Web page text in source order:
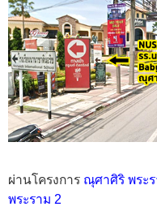
ผ่านโครงการ ณุศาศิริ พระ
พระราม 2